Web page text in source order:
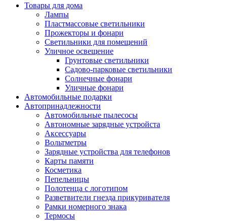
Товары для дома
Лампы
Пластмассовые светильники
Прожекторы и фонари
Светильники для помещений
Уличное освещение
Грунтовые светильники
Садово-парковые светильники
Солнечные фонари
Уличные фонари
Автомобильные подарки
Автопринадлежности
Автомобильные пылесосы
Автономные зарядные устройста
Аксессуары
Вольтметры
Зарядные устройства для телефонов
Карты памяти
Косметика
Пепельницы
Полотенца с логотипом
Разветвители гнезда прикуривателя
Рамки номерного знака
Термосы